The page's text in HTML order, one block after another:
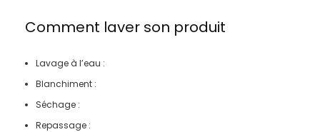
Comment laver son produit
Lavage à l’eau :
Blanchiment :
Séchage :
Repassage :